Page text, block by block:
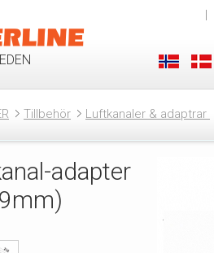
Tillbehör Luftkanaler & adaptrar
adapter